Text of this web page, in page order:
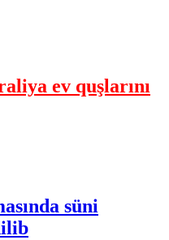
ev quşlarını
süni